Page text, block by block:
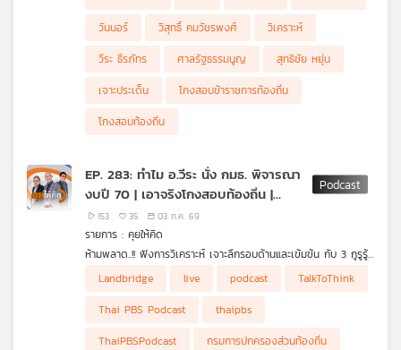
วันนอร์
วิสุทธิ์ คมวัชรพงศ์
วิเคราะห์
วีระ ธีรภัทร
ศาลรัฐธรรมนูญ
สุทธิชัย หยุ่น
เจาะประเด็น
โกงสอบข้าราชการท้องถิ่น
โกงสอบท้องถิ่น
EP. 283: ทำไม อ.วีระ นั่ง กมธ. พิจารณา
งบปี 70 | เอาจริงโกงสอบท้องถิ่น |
ไตรมาส 2 เวียดนามโต 8.39%
153 35 03 ก.ค. 69
รายการ : คุยให้คิด
ห้ามพลาด..!! ฟังการวิเคราะห์ เจาะลึกรอบด้านและเข้มข้น กับ 3 กูรูรู้
ข่าวร้อน
• รัฐบาลขยับแล้ว อนุญาตให้มีการถ่ายทอดสดการประชุม
กมธ.พิจารณางบประมาณปี 70
• รองนายกฯ เอกนิติ ย้ำ "เปิดแผลผ่าตัดงบประมาณ ไร้หมกเม็ด"
• เวียดนามปฏิรูปราชการครั้งใหญ่ ส่งผลให้เศรษฐกิจไตรมาส 2 โต
Landbridge live podcast
TalkToThink
Thai PBS Podcast
thaipbs
ThaiPBSPodcast
กรมการปกครองส่วนท้องถิ่น